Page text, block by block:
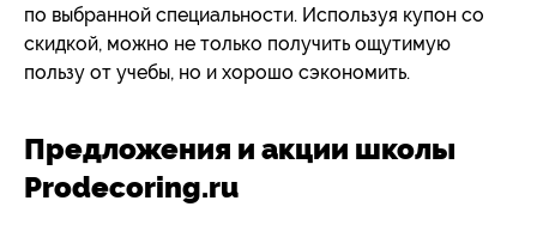
по выбранной специальности. Используя купон со
скидкой, можно не только получить ощутимую
пользу от учебы, но и хорошо сэкономить.
Предложения и акции школы
Prodecoring.ru